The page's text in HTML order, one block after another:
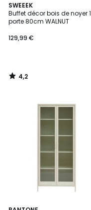
SWEEEK
Buffet décor bois de noyer 1
porte 80cm WALNUT
129,99 €
4,2
/ 5
4,2
/